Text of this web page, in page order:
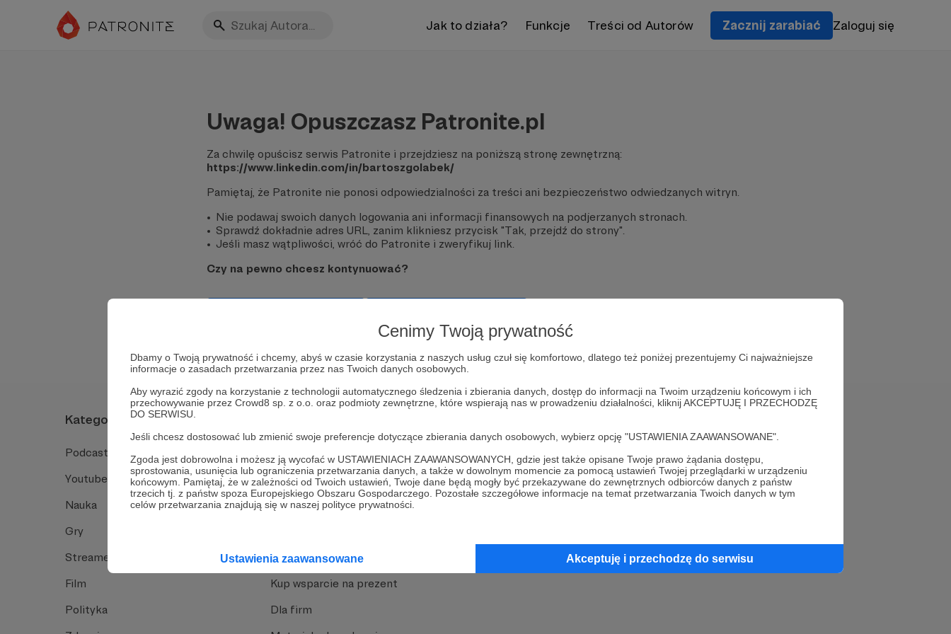
Cenimy Twoją prywatność
Dbamy o Twoją prywatność i chcemy, abyś w czasie korzystania z naszych usług czuł się komfortowo, dlatego też poniżej prezentujemy Ci najważniejsze
informacje o zasadach przetwarzania przez nas Twoich danych osobowych.
Aby wyrazić zgody na korzystanie z technologii automatycznego śledzenia i zbierania danych, dostęp do informacji na Twoim urządzeniu końcowym i ich
przechowywanie przez Crowd8 sp. z o.o. oraz podmioty zewnętrzne, które wspierają nas w prowadzeniu działalności, kliknij AKCEPTUJĘ I PRZECHODZĘ
DO SERWISU.
Jeśli chcesz dostosować lub zmienić swoje preferencje dotyczące zbierania danych osobowych, wybierz opcję "USTAWIENIA ZAAWANSOWANE".
Zgoda jest dobrowolna i możesz ją wycofać w USTAWIENIACH ZAAWANSOWANYCH, gdzie jest także opisane Twoje prawo żądania dostępu,
sprostowania, usunięcia lub ograniczenia przetwarzania danych, a także w dowolnym momencie za pomocą ustawień Twojej przeglądarki w urządzeniu
końcowym. Pamiętaj, że w zależności od Twoich ustawień, Twoje dane będą mogły być przekazywane do zewnętrznych odbiorców danych z państw
trzecich tj. z państw spoza Europejskiego Obszaru Gospodarczego. Pozostałe szczegółowe informacje na temat przetwarzania Twoich danych w tym
celów przetwarzania znajdują się w naszej polityce prywatności.
Ustawienia zaawansowane Akceptuję i przechodzę do serwisu
Jak to działa? Funkcje Treści od Autorów Zacznij zarabiać Zaloguj się
Uwaga! Opuszczasz Patronite.pl
Za chwilę opuścisz serwis Patronite i przejdziesz na poniższą stronę zewnętrzną:
https://www.linkedin.com/in/bartoszgolabek/
Pamiętaj, że Patronite nie ponosi odpowiedzialności za treści ani bezpieczeństwo odwiedzanych witryn.
Nie podawaj swoich danych logowania ani informacji finansowych na podjerzanych stronach.
Sprawdź dokładnie adres URL, zanim klikniesz przycisk "Tak, przejdź do strony".
Jeśli masz wątpliwości, wróć do Patronite i zweryfikuj link.
Czy na pewno chcesz kontynuować?
Kategorie
Podcast
Youtube
Nauka
Gry
Streamerzy
Film
Polityka
Jak to działa
Funkcje Patronite
Dlaczego Patronite?
Opinie Twórców
Kup wsparcie na prezent
Dla firm
MCN Patronite
Suppi.pl
FAQ
Kontakt z zespołem Patronite